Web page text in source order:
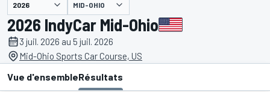
présenté par MID-OHIO
2026 IndyCar Mid-Ohio
3 juil. 2026 au 5 juil. 2026
Mid-Ohio Sports Car Course, US
Vue d'ensembleRésultats